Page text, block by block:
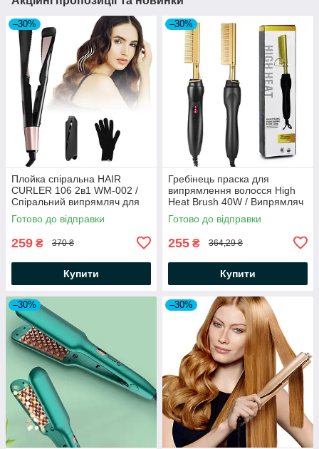
–30%
Плойка спіральна HAIR
CURLER 106 2в1 WM-002 /
Спіральний випрямляч для
волосся / Випрямляч волосся
Готово до відправки
259 ₴ 370 ₴
Купити
–30%
Гребінець праска для
випрямлення волосся High
Heat Brush 40W / Випрямляч
для волосся
Готово до відправки
255 ₴ 364,29 ₴
Купити
–30% –30%